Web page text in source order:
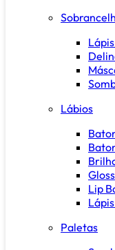
Lábios
Gloss
Lip
Paletas